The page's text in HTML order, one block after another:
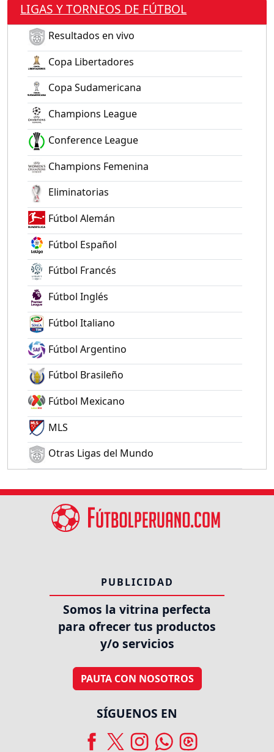
LIGAS Y TORNEOS DE FÚTBOL
Resultados en vivo
Copa Libertadores
Copa Sudamericana
Champions League
Conference League
Champions Femenina
Eliminatorias
Fútbol Alemán
Fútbol Español
Fútbol Francés
Fútbol Inglés
Fútbol Italiano
Fútbol Argentino
Fútbol Brasileño
Fútbol Mexicano
MLS
Otras Ligas del Mundo
PUBLICIDAD
Somos la vitrina perfecta
para ofrecer tus productos
y/o servicios
PAUTA CON NOSOTROS
SÍGUENOS EN